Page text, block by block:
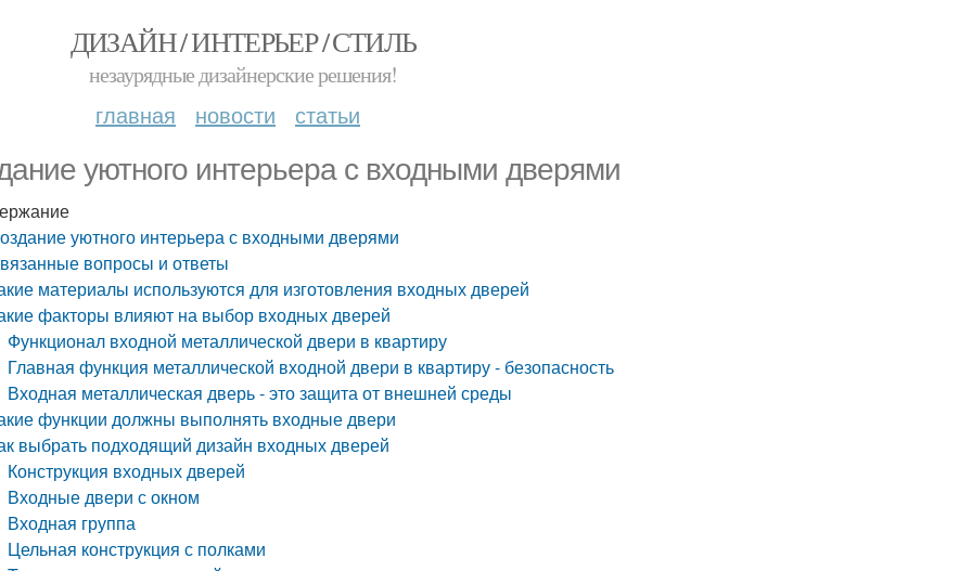
ДИЗАЙН / ИНТЕРЬЕР / СТИЛЬ
незаурядные дизайнерские решения!
главная новости статьи
уютного интерьера с входными дверями
уютного интерьера с входными дверями
вопросы и ответы
материалы используются для изготовления входных дверей
факторы влияют на выбор входных дверей
Функционал входной металлической двери в квартиру
Главная функция металлической входной двери в квартиру - безопасность
Входная металлическая дверь - это защита от внешней среды
функции должны выполнять входные двери
выбрать подходящий дизайн входных дверей
Конструкция входных дверей
Входные двери с окном
Входная группа
Цельная конструкция с полками